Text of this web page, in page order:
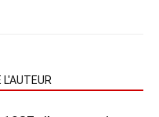
L'AUTEUR